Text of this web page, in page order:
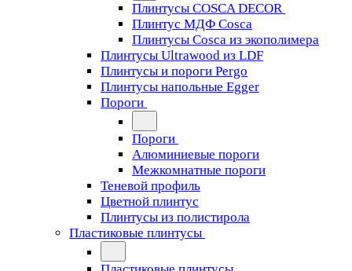
Плинтусы COSCA DECOR
Плинтус МДФ Cosca
Плинтусы Cosca из экополимера
Плинтусы Ultrawood из LDF
Плинтусы и пороги Pergo
Плинтусы напольные Egger
Пороги
Пороги
Алюминиевые пороги
Межкомнатные пороги
Теневой профиль
Цветной плинтус
Плинтусы из полистирола
Пластиковые плинтусы